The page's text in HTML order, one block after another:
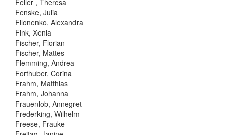
Fenske, Julia
Filonenko, Alexandra
Fink, Xenia
Fischer, Florian
Fischer, Mattes
Flemming, Andrea
Forthuber, Corina
Frahm, Matthias
Frahm, Johanna
Frauenlob, Annegret
Frederking, Wilhelm
Freese, Frauke